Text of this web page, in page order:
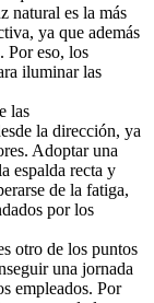
natural es la más
ya que además
Por eso, los
iluminar las
las
la dirección, ya
Adoptar una
espalda recta y
de la fatiga,
por los
otro de los puntos
una jornada
empleados. Por